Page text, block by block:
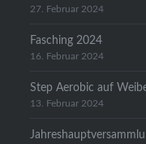
27. Februar 2024
Fasching 2024
16. Februar 2024
Step Aerobic auf
13. Februar 2024